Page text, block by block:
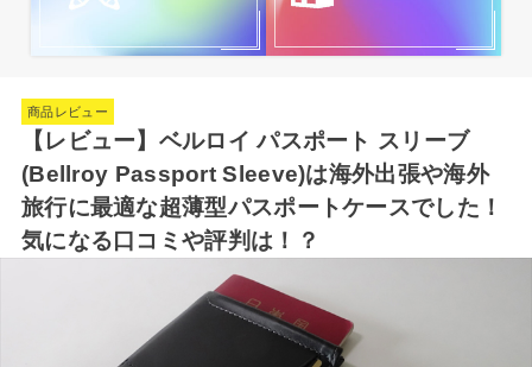
商品レビュー
【レビュー】ベルロイ パスポート スリーブ
(Bellroy Passport Sleeve)は海外出張や海外
旅行に最適な超薄型パスポートケースでした！
気になる口コミや評判は！？